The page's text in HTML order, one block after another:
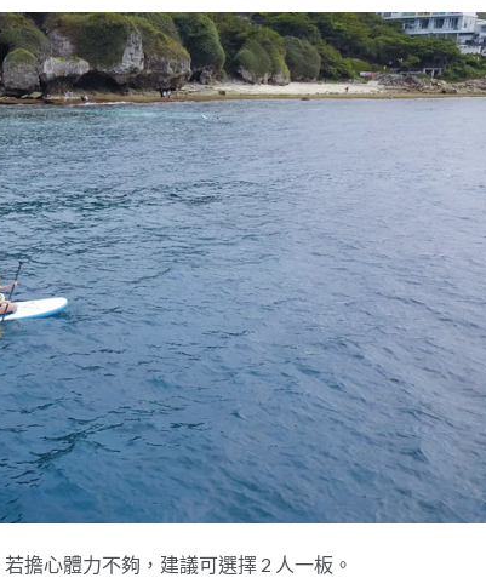
擔心體力不夠，建議可選擇 2 人一板。